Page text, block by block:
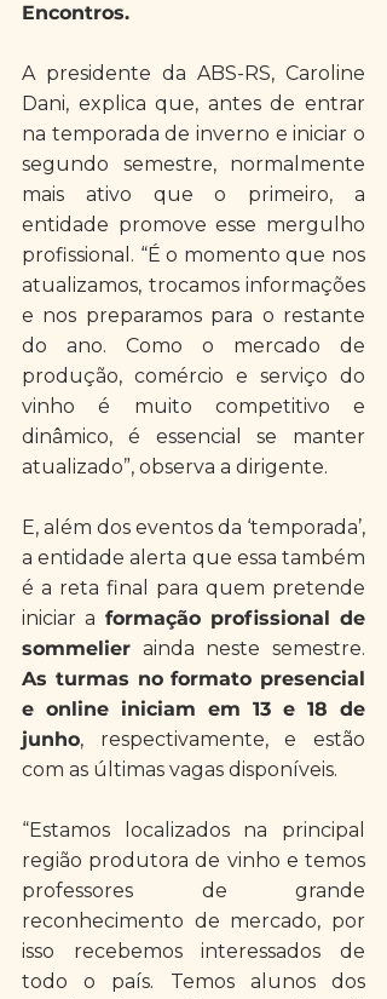
Encontros.
A presidente da ABS-RS, Caroline
Dani, explica que, antes de entrar
na temporada de inverno e iniciar o
segundo semestre, normalmente
mais ativo que o primeiro, a
entidade promove esse mergulho
profissional. “É o momento que nos
atualizamos, trocamos informações
e nos preparamos para o restante
do ano. Como o mercado de
produção, comércio e serviço do
vinho é muito competitivo e
dinâmico, é essencial se manter
atualizado”, observa a dirigente.
E, além dos eventos da ‘temporada’,
a entidade alerta que essa também
é a reta final para quem pretende
iniciar a formação profissional de
sommelier
As turmas no formato presencial
e online iniciam em 13 e 18 de
junho, respectivamente, e estão
com as últimas vagas disponíveis.
“Estamos localizados na principal
região produtora de vinho e temos
professores de grande
reconhecimento de mercado, por
isso recebemos interessados de
todo o país. Temos alunos dos